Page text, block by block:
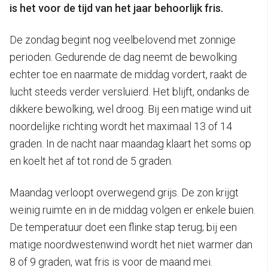
is het voor de tijd van het jaar behoorlijk fris.
De zondag begint nog veelbelovend met zonnige
perioden. Gedurende de dag neemt de bewolking
echter toe en naarmate de middag vordert, raakt de
lucht steeds verder versluierd. Het blijft, ondanks de
dikkere bewolking, wel droog. Bij een matige wind uit
noordelijke richting wordt het maximaal 13 of 14
graden. In de nacht naar maandag klaart het soms op
en koelt het af tot rond de 5 graden.
Maandag verloopt overwegend grijs. De zon krijgt
weinig ruimte en in de middag volgen er enkele buien.
De temperatuur doet een flinke stap terug; bij een
matige noordwestenwind wordt het niet warmer dan
8 of 9 graden, wat fris is voor de maand mei.